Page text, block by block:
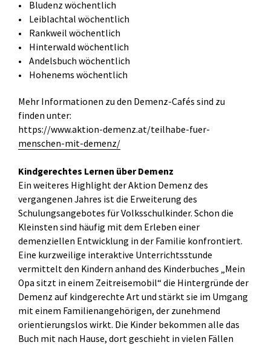
• Bludenz wöchentlich
• Leiblachtal wöchentlich
• Rankweil wöchentlich
• Hinterwald wöchentlich
• Andelsbuch wöchentlich
• Hohenems wöchentlich
Mehr Informationen zu den Demenz-Cafés sind zu
finden unter:
https://www.aktion-demenz.at/teilhabe-fuer-
menschen-mit-demenz/
Kindgerechtes Lernen über Demenz
Ein weiteres Highlight der Aktion Demenz des
vergangenen Jahres ist die Erweiterung des
Schulungsangebotes für Volksschulkinder. Schon die
Kleinsten sind häufig mit dem Erleben einer
demenziellen Entwicklung in der Familie konfrontiert.
Eine kurzweilige interaktive Unterrichtsstunde
vermittelt den Kindern anhand des Kinderbuches „Mein
Opa sitzt in einem Zeitreisemobil“ die Hintergründe der
Demenz auf kindgerechte Art und stärkt sie im Umgang
mit einem Familienangehörigen, der zunehmend
orientierungslos wirkt. Die Kinder bekommen alle das
Buch mit nach Hause, dort geschieht in vielen Fällen